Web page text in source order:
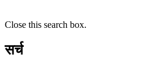
Close this search box.
सर्च